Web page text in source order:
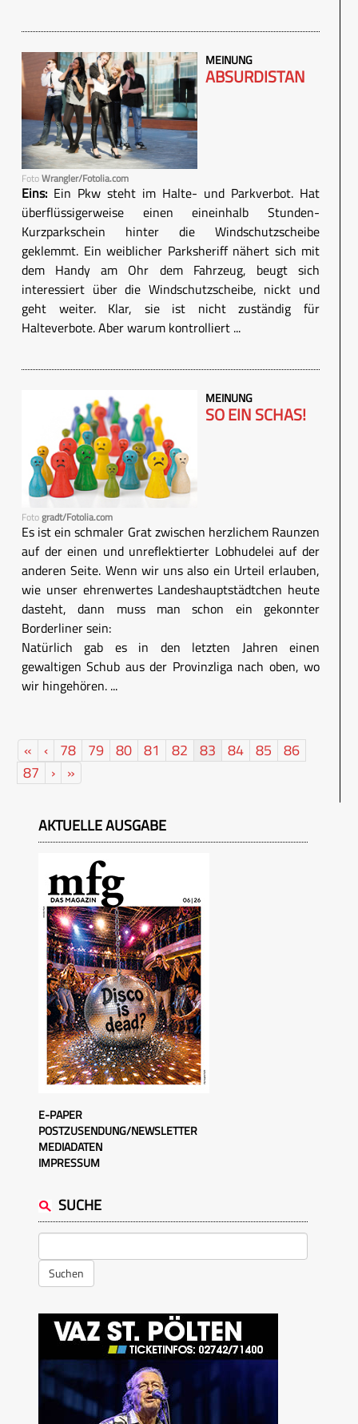
FotoWrangler/Fotolia.com
MEINUNG
ABSURDISTAN
Eins: Ein Pkw steht im Halte- und Parkverbot. Hat
überflüssigerweise einen eineinhalb Stunden-
Kurzparkschein hinter die Windschutzscheibe
geklemmt. Ein weiblicher Parksheriff nähert sich mit
dem Handy am Ohr dem Fahrzeug, beugt sich
interessiert über die Windschutzscheibe, nickt und
geht weiter. Klar, sie ist nicht zuständig für
Halteverbote. Aber warum kontrolliert ...
Fotogradt/Fotolia.com
MEINUNG
SO EIN SCHAS!
Es ist ein schmaler Grat zwischen herzlichem Raunzen
auf der einen und unreflektierter Lobhudelei auf der
anderen Seite. Wenn wir uns also ein Urteil erlauben,
wie unser ehrenwertes Landeshauptstädtchen heute
dasteht, dann muss man schon ein gekonnter
Borderliner sein:
Natürlich gab es in den letzten Jahren einen
gewaltigen Schub aus der Provinzliga nach oben, wo
wir hingehören. ...
« ‹ 78 79 80 81 82 83 84 85 86
87
› »
AKTUELLE AUSGABE
E-PAPER
POSTZUSENDUNG/NEWSLETTER
MEDIADATEN
IMPRESSUM
SUCHE
Suchen